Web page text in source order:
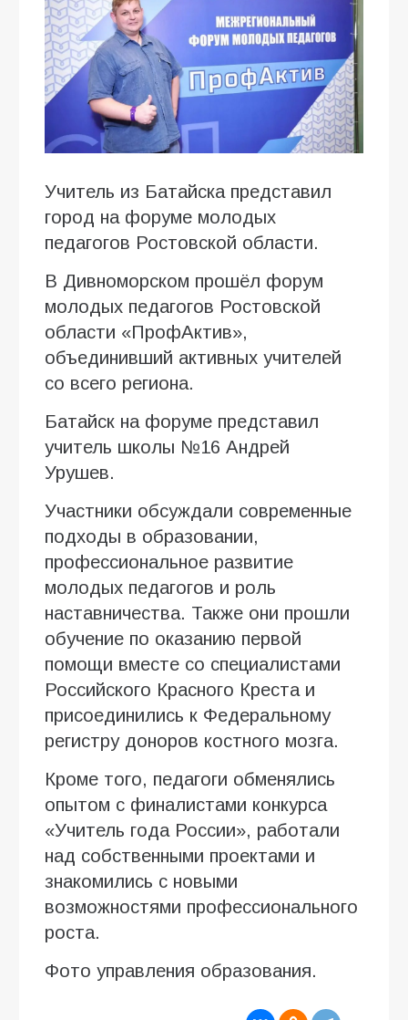
Учитель из Батайска представил
город на форуме молодых
педагогов Ростовской области.
В Дивноморском прошёл форум
молодых педагогов Ростовской
области «ПрофАктив»,
объединивший активных учителей
со всего региона.
Батайск на форуме представил
учитель школы №16 Андрей
Урушев.
Участники обсуждали современные
подходы в образовании,
профессиональное развитие
молодых педагогов и роль
наставничества. Также они прошли
обучение по оказанию первой
помощи вместе со специалистами
Российского Красного Креста и
присоединились к Федеральному
регистру доноров костного мозга.
Кроме того, педагоги обменялись
опытом с финалистами конкурса
«Учитель года России», работали
над собственными проектами и
знакомились с новыми
возможностями профессионального
роста.
Фото управления образования.